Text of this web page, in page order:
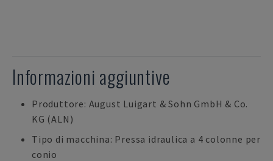
Informazioni aggiuntive
Produttore: August Luigart & Sohn GmbH & Co.
KG (ALN)
Tipo di macchina: Pressa idraulica a 4 colonne per
conio